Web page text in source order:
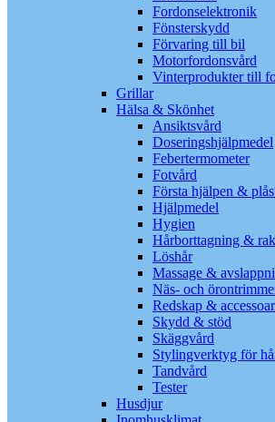
Fordonselektronik
Fönsterskydd
Förvaring till bil
Motorfordonsvård
Vinterprodukter till
Grillar
Hälsa & Skönhet
Ansiktsvård
Doseringshjälpmedel
Febertermometer
Fotvård
Första hjälpen &
Hjälpmedel
Hygien
Hårborttagning &
Löshår
Massage &
Näs- och
Redskap &
Skydd & stöd
Skäggvård
Stylingverktyg för
Tandvård
Tester
Husdjur